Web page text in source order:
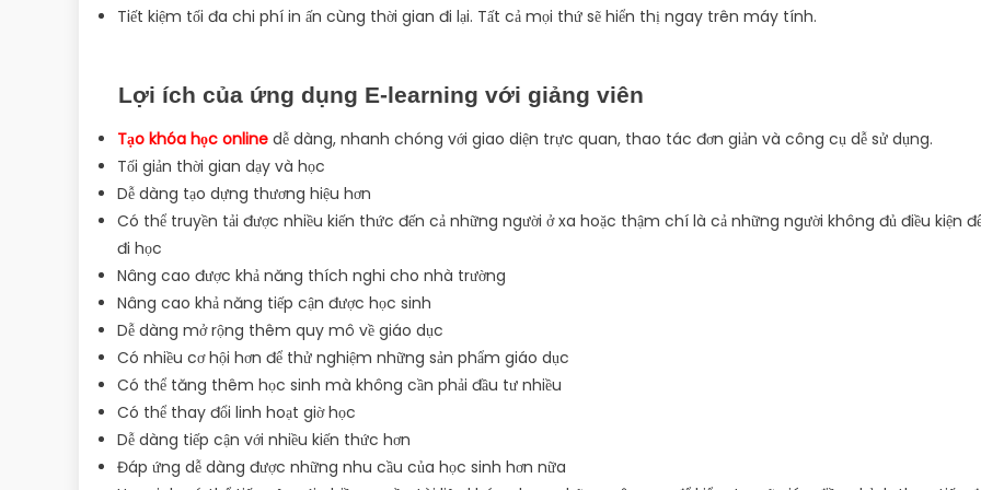
Tiết kiệm tối đa chi phí in ấn cùng thời gian đi lại. Tất cả mọi thứ sẽ hiển thị ngay trên máy tính.
Lợi ích của ứng dụng E-learning với giảng viên
Tạo khóa học online dễ dàng, nhanh chóng với giao diện trực quan, thao tác đơn giản và công cụ dễ sử dụng.
Tối giản thời gian dạy và học
Dễ dàng tạo dựng thương hiệu hơn
Có thể truyền tải được nhiều kiến thức đến cả những người ở xa hoặc thậm chí là cả những người không đủ điều kiện
đi học
Nâng cao được khả năng thích nghi cho nhà trường
Nâng cao khả năng tiếp cận được học sinh
Dễ dàng mở rộng thêm quy mô về giáo dục
Có nhiều cơ hội hơn để thử nghiệm những sản phẩm giáo dục
Có thể tăng thêm học sinh mà không cần phải đầu tư nhiều
Có thể thay đổi linh hoạt giờ học
Dễ dàng tiếp cận với nhiều kiến thức hơn
Đáp ứng dễ dàng được những nhu cầu của học sinh hơn nữa